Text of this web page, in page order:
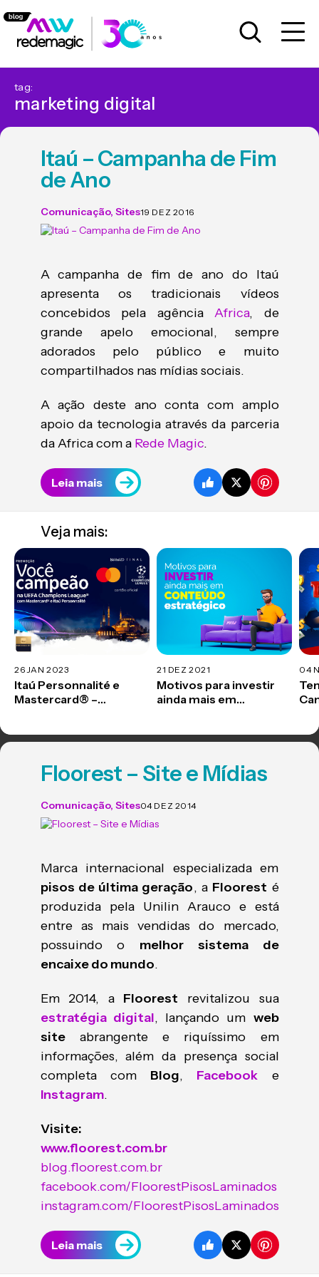
tag:
marketing digital
Itaú – Campanha de Fim
de Ano
Comunicação, Sites19 DEZ 2016
A campanha de fim de ano do Itaú
apresenta os tradicionais vídeos
concebidos pela agência Africa, de
grande apelo emocional, sempre
adorados pelo público e muito
compartilhados nas mídias sociais.
A ação deste ano conta com amplo
apoio da tecnologia através da parceria
da Africa com a Rede Magic.
Leia mais
Veja mais:
26 JAN 2023
Itaú Personnalité e
Mastercard® –
21 DEZ 2021
Motivos para investir
ainda mais em
04
Floorest – Site e Mídias
Comunicação, Sites04 DEZ 2014
Marca internacional especializada em
pisos de última geração, a Floorest é
produzida pela Unilin Arauco e está
entre as mais vendidas do mercado,
possuindo o melhor sistema de
encaixe do mundo.
Em 2014, a Floorest revitalizou sua
estratégia digital, lançando um web
siteabrangente e riquíssimo em
informações, além da presença social
completa com Blog, Facebook e
Instagram.
Visite:
www.floorest.com.br
blog.floorest.com.br
facebook.com/FloorestPisosLaminados
instagram.com/FloorestPisosLaminados
Leia mais